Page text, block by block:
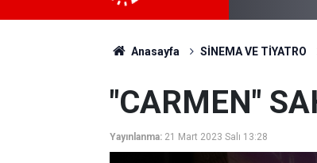
Anasayfa SİNEMA VE TİYATRO
"CARMEN"
Yayınlanma: 21 Mart 2023 Salı 13:28